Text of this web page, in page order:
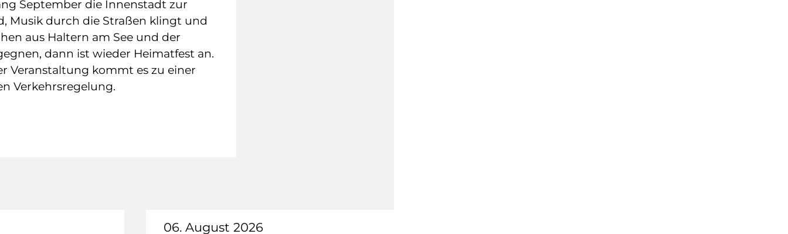
September die Innenstadt zur
Musik durch die Straßen klingt und
aus Haltern am See und der
dann ist wieder Heimatfest an.
Veranstaltung kommt es zu einer
Verkehrsregelung.
06. August 2026